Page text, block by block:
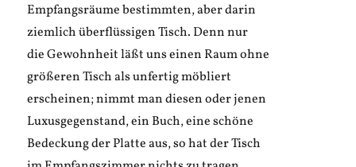
Empfangsräume bestimmten, aber darin
ziemlich überflüssigen Tisch. Denn nur
die Gewohnheit läßt uns einen Raum ohne
größeren Tisch als unfertig möbliert
erscheinen; nimmt man diesen oder jenen
Luxusgegenstand, ein Buch, eine schöne
Bedeckung der Platte aus, so hat der Tisch